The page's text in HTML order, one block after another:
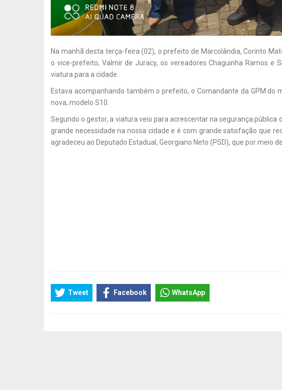
Na manhã desta terça-feira (02), o prefeito de Marcolândia, Corinto
o vice-prefeito, Valmir de Juracy, os vereadores Chaguinha Ramos e
viatura para a cidade.
Estava acompanhando também o prefeito, o Comandante da GPM do
nova, modelo S10.
Segundo o gestor, a viatura veio para acrescentar na segurança pública
grande necessidade na nossa cidade e é com grande satisfação que
agradeceu ao Deputado Estadual, Georgiano Neto (PSD), que por meio
Tweet Facebook WhatsApp